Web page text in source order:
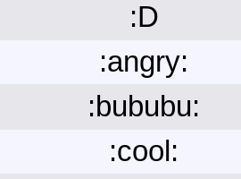
:D
:angry:
:bububu:
:cool: